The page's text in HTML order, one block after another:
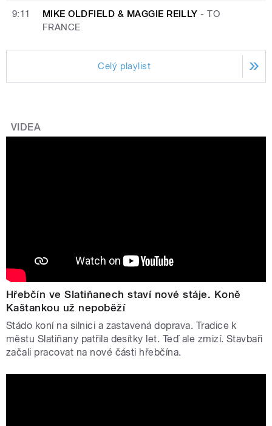
9:11 MIKE OLDFIELD & MAGGIE REILLY-TO
FRANCE
Celý playlist
VIDEA
Hřebčín ve Slatiňanech staví nové stáje. Koně
Kaštankou už nepoběží
Stádo koní na silnici a zastavená doprava. Tradice k
městu Slatiňany patřila desítky let. Teď ale zmizí. Stavbaři
začali pracovat na nové části hřebčína.